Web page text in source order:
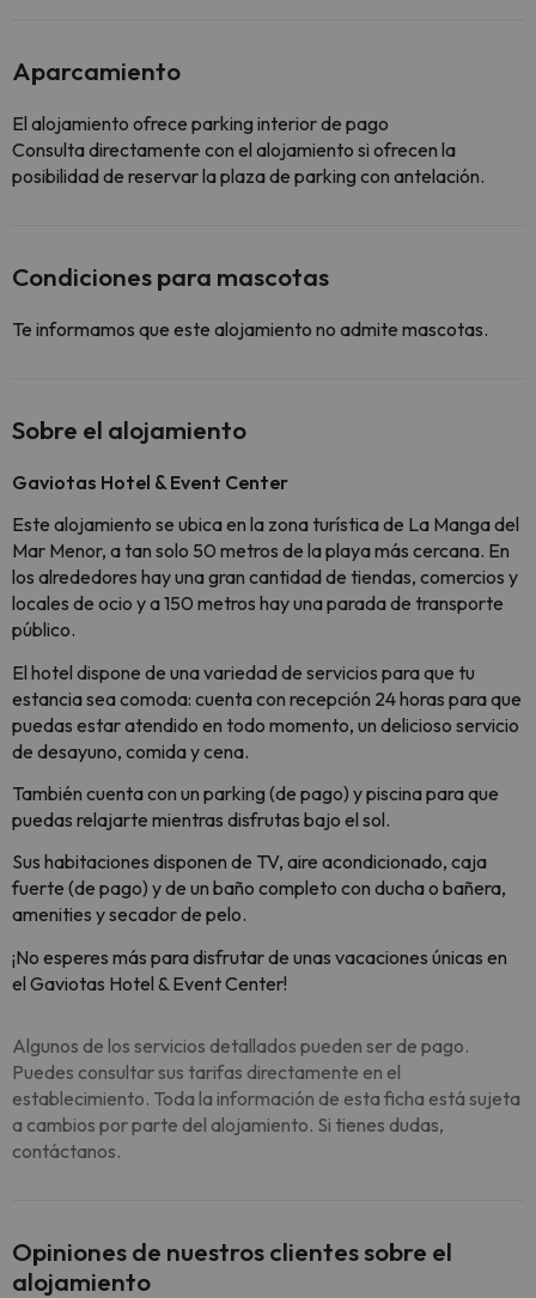
Aparcamiento
El alojamiento ofrece parking interior de pago
Consulta directamente con el alojamiento si ofrecen la
posibilidad de reservar la plaza de parking con antelación.
Condiciones para mascotas
Te informamos que este alojamiento no admite mascotas.
Sobre el alojamiento
Gaviotas Hotel & Event Center
Este alojamiento se ubica en la zona turística de La Manga del
Mar Menor, a tan solo 50 metros de la playa más cercana. En
los alrededores hay una gran cantidad de tiendas, comercios y
locales de ocio y a 150 metros hay una parada de transporte
público.
El hotel dispone de una variedad de servicios para que tu
estancia sea comoda: cuenta con recepción 24 horas para que
puedas estar atendido en todo momento, un delicioso servicio
de desayuno, comida y cena.
También cuenta con un parking (de pago) y piscina para que
puedas relajarte mientras disfrutas bajo el sol.
Sus habitaciones disponen de TV, aire acondicionado, caja
fuerte (de pago) y de un baño completo con ducha o bañera,
amenities y secador de pelo.
¡No esperes más para disfrutar de unas vacaciones únicas en
el Gaviotas Hotel & Event Center!
Algunos de los servicios detallados pueden ser de pago.
Puedes consultar sus tarifas directamente en el
establecimiento. Toda la información de esta ficha está sujeta
a cambios por parte del alojamiento. Si tienes dudas,
contáctanos.
Opiniones de nuestros clientes sobre el
alojamiento